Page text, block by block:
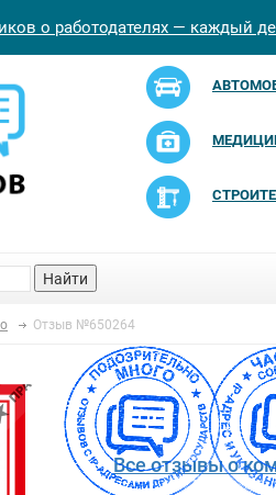
о работодателях — каждый
Найти
Отзыв №650264
Все отзывы о